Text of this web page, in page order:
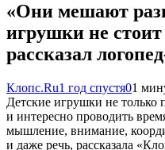
«Они мешают
игрушки не
рассказал
Клопс.Ru1 год спустя01
Детские игрушки не
и интересно проводить
мышление, внимание,
и даже речь, рассказала